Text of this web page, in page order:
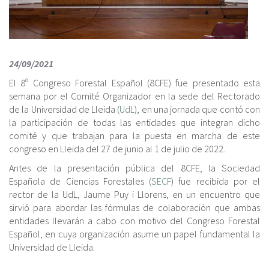
24/09/2021
El 8º Congreso Forestal Español (8CFE) fue presentado esta
semana por el Comité Organizador en la sede del Rectorado
de la Universidad de Lleida (UdL), en una jornada que contó con
la participación de todas las entidades que integran dicho
comité y que trabajan para la puesta en marcha de este
congreso en Lleida del 27 de junio al 1 de julio de 2022.
Antes de la presentación pública del 8CFE, la Sociedad
Española de Ciencias Forestales (SECF) fue recibida por el
rector de la UdL, Jaume Puy i Llorens, en un encuentro que
sirvió para abordar las fórmulas de colaboración que ambas
entidades llevarán a cabo con motivo del Congreso Forestal
Español, en cuya organización asume un papel fundamental la
Universidad de Lleida.